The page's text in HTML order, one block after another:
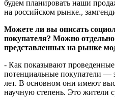
будем планировать наши
на российском рынке.,
Можете ли вы описать
покупателя? Можно
представленных на рынке
- Как показывают
потенциальные покупатели —
лет. В основном они имеют
научную степень. Это жители